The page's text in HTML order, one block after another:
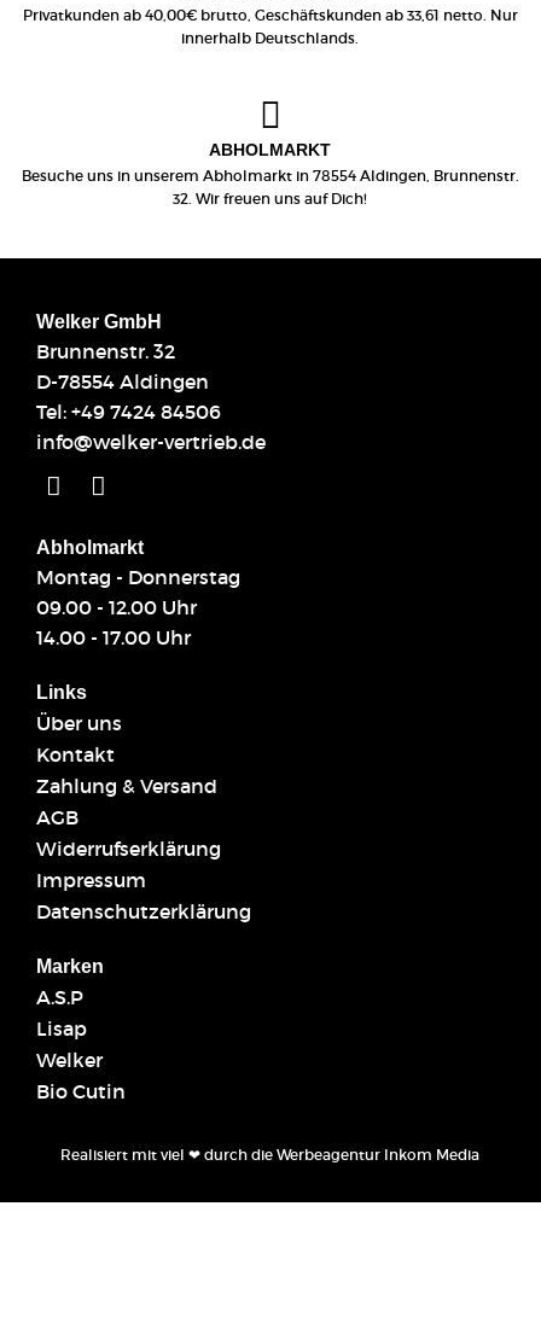
Privatkunden ab 40,00€ brutto, Geschäftskunden ab 33,61 netto. Nur
innerhalb Deutschlands.
ABHOLMARKT
Besuche uns in unserem Abholmarkt in 78554 Aldingen, Brunnenstr.
32. Wir freuen uns auf Dich!
Welker GmbH
Brunnenstr. 32
D-78554 Aldingen
Tel: +49 7424 84506
info@welker-vertrieb.de
Abholmarkt
Montag - Donnerstag
09.00 - 12.00 Uhr
14.00 - 17.00 Uhr
Links
Über uns
Kontakt
Zahlung & Versand
AGB
Widerrufserklärung
Impressum
Datenschutzerklärung
Marken
A.S.P
Lisap
Welker
Bio Cutin
Realisiert mit viel ❤ durch dieWerbeagentur Inkom Media